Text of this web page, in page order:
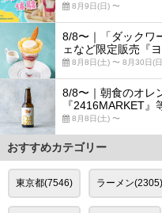
8月9日(日) 〜
8/8〜｜「ダックワ
ェなど限定販売『
8月8日(土) 〜 8月30日(
8/8〜｜朝食のオレ
『2416MARKET』
8月8日(土) 〜
おすすめカテゴリー
東京都(7546) ラーメン(2305)